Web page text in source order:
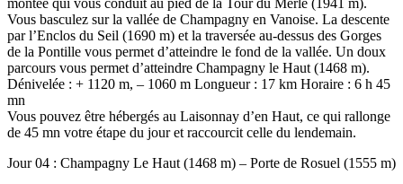
Vous basculez sur la vallée de Champagny en Vanoise. La descente
par l’Enclos du Seil (1690 m) et la traversée au-dessus des Gorges
de la Pontille vous permet d’atteindre le fond de la vallée. Un doux
parcours vous permet d’atteindre Champagny le Haut (1468 m).
Dénivelée : + 1120 m, – 1060 m Longueur : 17 km Horaire : 6 h 45
mn
Vous pouvez être hébergés au Laisonnay d’en Haut, ce qui rallonge
de 45 mn votre étape du jour et raccourcit celle du lendemain.
Jour 04 : Champagny Le Haut (1468 m) – Porte de Rosuel (1555 m)